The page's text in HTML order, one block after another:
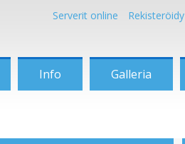
Serverit online Rekisteröidy
Info Galleria